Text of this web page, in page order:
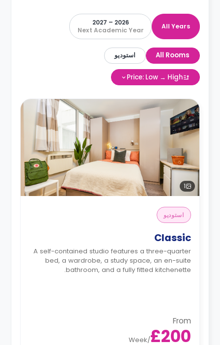
All Years
2026 – 2027
Next Academic Year
All Rooms استوديو
Price: Low → High
1
استوديو
Classic
A self-contained studio features a three-quarter
bed, a wardrobe, a study space, an en-suite
bathroom, and a fully fitted kitchenette.
From
£200
/
Week